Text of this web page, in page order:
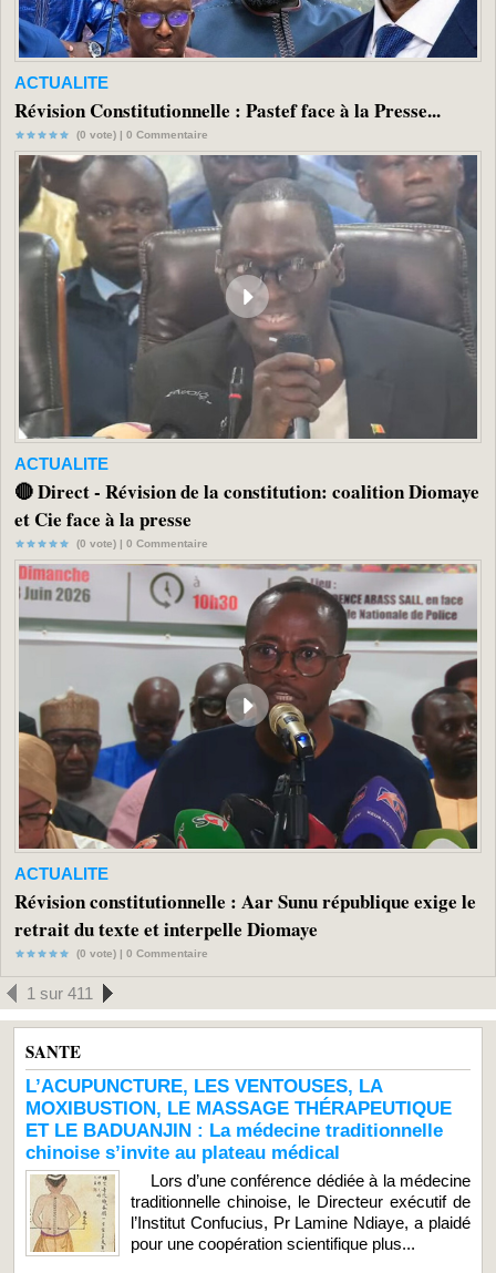
ACTUALITE
Révision Constitutionnelle : Pastef face à la Presse...
(0 vote) | 0 Commentaire
ACTUALITE
🔴 Direct - Révision de la constitution: coalition Diomaye
et Cie face à la presse
(0 vote) | 0 Commentaire
ACTUALITE
Révision constitutionnelle : Aar Sunu république exige le
retrait du texte et interpelle Diomaye
(0 vote) | 0 Commentaire
1 sur 411
SANTE
L’ACUPUNCTURE, LES VENTOUSES, LA
MOXIBUSTION, LE MASSAGE THÉRAPEUTIQUE
ET LE BADUANJIN : La médecine traditionnelle
chinoise s’invite au plateau médical
Lors d’une conférence dédiée à la médecine
traditionnelle chinoise, le Directeur exécutif de
l’Institut Confucius, Pr Lamine Ndiaye, a plaidé
pour une coopération scientifique plus...